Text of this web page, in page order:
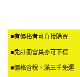
■有價格者可直接購買
■免註冊會員亦可下標
■價格含稅，滿三千免運